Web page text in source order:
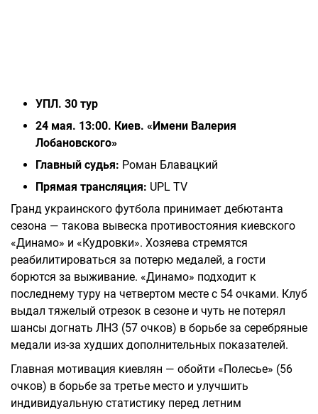
УПЛ. 30 тур
24 мая. 13:00. Киев. «Имени Валерия
Лобановского»
Главный судья: Роман Блавацкий
Прямая трансляция: UPL TV
Гранд украинского футбола принимает дебютанта
сезона — такова вывеска противостояния киевского
«Динамо» и «Кудровки». Хозяева стремятся
реабилитироваться за потерю медалей, а гости
борются за выживание. «Динамо» подходит к
последнему туру на четвертом месте с 54 очками. Клуб
выдал тяжелый отрезок в сезоне и чуть не потерял
шансы догнать ЛНЗ (57 очков) в борьбе за серебряные
медали из-за худших дополнительных показателей.
Главная мотивация киевлян — обойти «Полесье» (56
очков) в борьбе за третье место и улучшить
индивидуальную статистику перед летним